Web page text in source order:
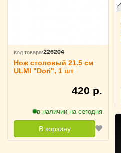
Код товара:226204
Нож столовый 21.5 cм
ULMI "Dori", 1 шт
420 р.
в наличии на сегодня
В корзину